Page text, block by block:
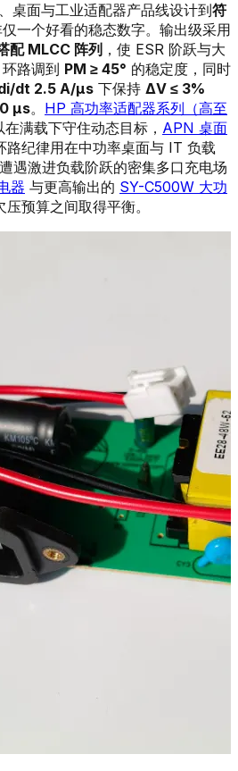
桌面与工业适配器产品线设计到符
一个好看的稳态数字。输出级采用
配 MLCC 阵列 ，使 ESR 阶跃与大
路调到 PM ≥ 45° 的稳定度，同时
dt 2.5 A/µs 下保持 ΔV ≤ 3%
µs。 HP 高功率适配器系列（高至
满载下守住动态目标， APN 桌面
路纪律用在中功率桌面与 IT 负载
遇激进负载阶跃的密集多口充电场
器 与更高输出的 SY-C500W 大功
预算之间取得平衡。